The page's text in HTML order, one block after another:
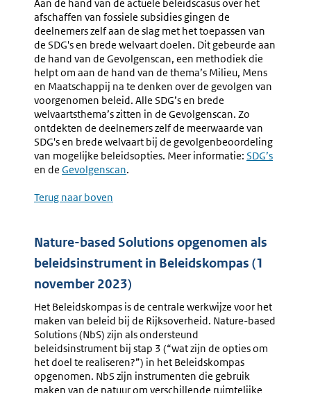
Aan de hand van de actuele beleidscasus over het
afschaffen van fossiele subsidies gingen de
deelnemers zelf aan de slag met het toepassen van
de SDG's en brede welvaart doelen. Dit gebeurde aan
de hand van de Gevolgenscan, een methodiek die
helpt om aan de hand van de thema’s Milieu, Mens
en Maatschappij na te denken over de gevolgen van
voorgenomen beleid. Alle SDG’s en brede
welvaartsthema’s zitten in de Gevolgenscan. Zo
ontdekten de deelnemers zelf de meerwaarde van
SDG's en brede welvaart bij de gevolgenbeoordeling
van mogelijke beleidsopties. Meer informatie: Externe
SDG’s
en de Gevolgenscan.
Terug naar boven
Nature-based Solutions opgenomen als
beleidsinstrument in Beleidskompas (1
november 2023)
Het Beleidskompas is de centrale werkwijze voor het
maken van beleid bij de Rijksoverheid. Nature-based
Solutions (NbS) zijn als ondersteund
beleidsinstrument bij stap 3 (“wat zijn de opties om
het doel te realiseren?”) in het Beleidskompas
opgenomen. NbS zijn instrumenten die gebruik
maken van de natuur om verschillende ruimtelijke